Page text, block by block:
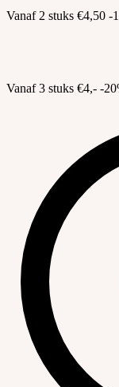
Vanaf 2 stuks €4,50 -
Vanaf 3 stuks €4,- -